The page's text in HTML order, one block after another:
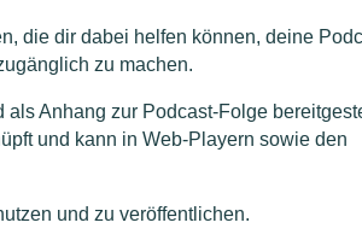
die dir dabei helfen können, deine
zu machen.
Anhang zur Podcast-Folge
und kann in Web-Playern sowie den
und zu veröffentlichen.